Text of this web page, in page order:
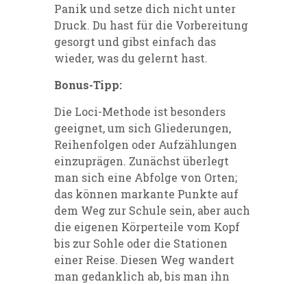
Panik und setze dich nicht unter
Druck. Du hast für die Vorbereitung
gesorgt und gibst einfach das
wieder, was du gelernt hast.
Bonus-Tipp:
Die Loci-Methode ist besonders
geeignet, um sich Gliederungen,
Reihenfolgen oder Aufzählungen
einzuprägen. Zunächst überlegt
man sich eine Abfolge von Orten;
das können markante Punkte auf
dem Weg zur Schule sein, aber auch
die eigenen Körperteile vom Kopf
bis zur Sohle oder die Stationen
einer Reise. Diesen Weg wandert
man gedanklich ab, bis man ihn